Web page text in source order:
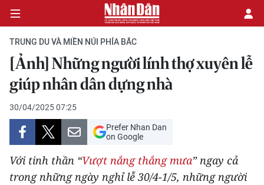
CHÍNH TRỊ
KINH TẾ
VĂN HÓA
XÃ HỘI
TRUNG DU VÀ MIỀN NÚI PHÍA BẮC
[Ảnh] Những người lính thợ xuyên lễ
giúp nhân dân dựng nhà
30/04/2025 07:25
Prefer Nhan Dan
on Google
Với tinh thần “Vượt nắng thắng mưa” ngay cả
trong những ngày nghỉ lễ 30/4-1/5, những người